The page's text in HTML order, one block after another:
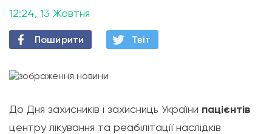
12:24, 13 Жовтня
Поширити Твiт
До Дня захисників і захисниць України пацієнтів
центру лікування та реабілітації наслідків